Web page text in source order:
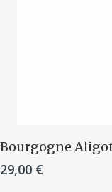
Bourgogne
29,00 €